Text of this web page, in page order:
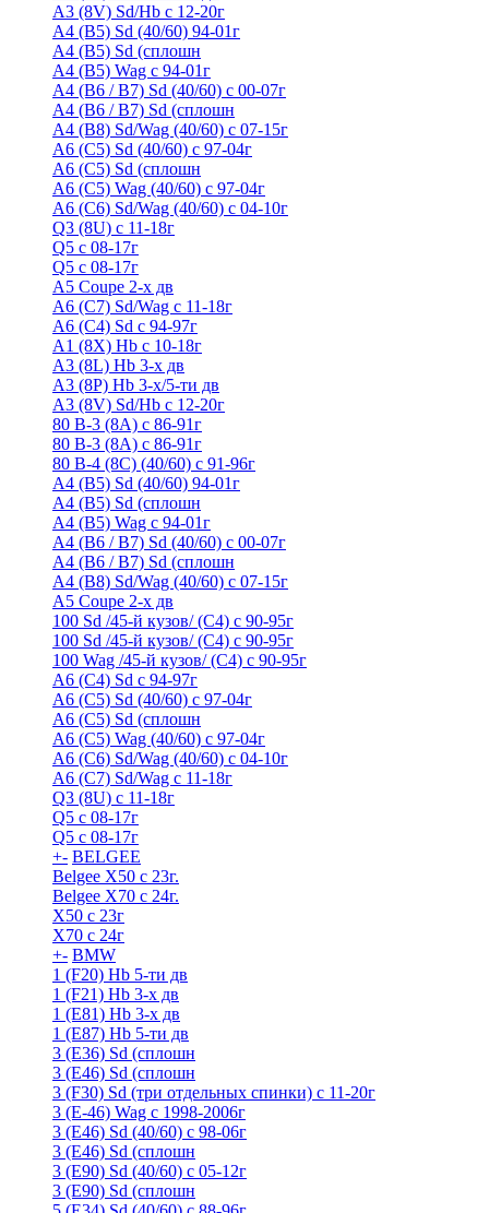
A3 (8V) Sd/Hb c 12-20г
A4 (B5) Sd (40/60) 94-01г
A4 (B5) Sd (сплошн
A4 (B5) Wag с 94-01г
A4 (B6 / B7) Sd (40/60) с 00-07г
A4 (B6 / B7) Sd (сплошн
A4 (B8) Sd/Wag (40/60) с 07-15г
A6 (С5) Sd (40/60) с 97-04г
A6 (С5) Sd (сплошн
A6 (С5) Wag (40/60) с 97-04г
A6 (С6) Sd/Wag (40/60) c 04-10г
Q3 (8U) с 11-18г
Q5 с 08-17г
Q5 с 08-17г
А5 Coupe 2-х дв
А6 (C7) Sd/Wag с 11-18г
А6 (С4) Sd с 94-97г
A1 (8X) Hb с 10-18г
A3 (8L) Hb 3-х дв
A3 (8P) Hb 3-х/5-ти дв
A3 (8V) Sd/Hb c 12-20г
80 B-3 (8A) с 86-91г
80 В-3 (8А) с 86-91г
80 B-4 (8С) (40/60) с 91-96г
A4 (B5) Sd (40/60) 94-01г
A4 (B5) Sd (сплошн
A4 (B5) Wag с 94-01г
A4 (B6 / B7) Sd (40/60) с 00-07г
A4 (B6 / B7) Sd (сплошн
A4 (B8) Sd/Wag (40/60) с 07-15г
А5 Coupe 2-х дв
100 Sd /45-й кузов/ (С4) с 90-95г
100 Sd /45-й кузов/ (С4) с 90-95г
100 Wag /45-й кузов/ (С4) с 90-95г
А6 (С4) Sd с 94-97г
A6 (С5) Sd (40/60) с 97-04г
A6 (С5) Sd (сплошн
A6 (С5) Wag (40/60) с 97-04г
A6 (С6) Sd/Wag (40/60) c 04-10г
А6 (C7) Sd/Wag с 11-18г
Q3 (8U) с 11-18г
Q5 с 08-17г
Q5 с 08-17г
+- BELGEE
Belgee X50 с 23г.
Belgee X70 с 24г.
X50 с 23г
X70 с 24г
+- BMW
1 (F20) Hb 5-ти дв
1 (F21) Hb 3-х дв
1 (Е81) Hb 3-х дв
1 (Е87) Hb 5-ти дв
3 (E36) Sd (сплошн
3 (E46) Sd (сплошн
3 (F30) Sd (три отдельных спинки) с 11-20г
3 (Е-46) Wag с 1998-2006г
3 (Е46) Sd (40/60) с 98-06г
3 (Е46) Sd (сплошн
3 (Е90) Sd (40/60) с 05-12г
3 (Е90) Sd (сплошн